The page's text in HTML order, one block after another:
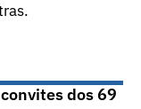
dos 69